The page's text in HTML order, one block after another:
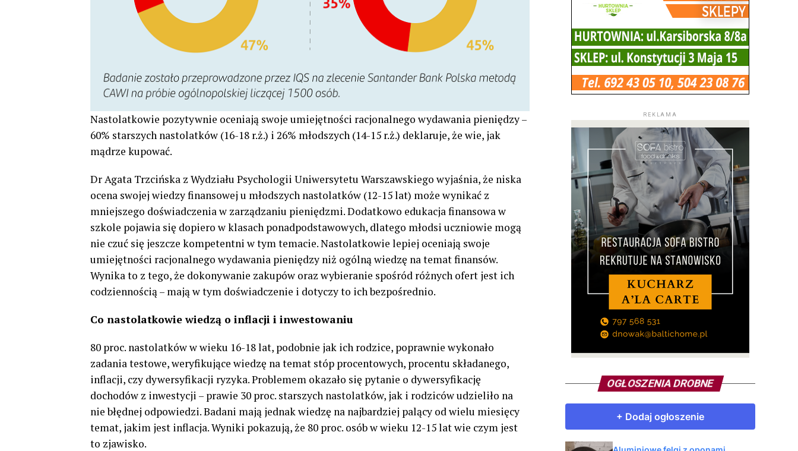
Nastolatkowie pozytywnie oceniają swoje umiejętności racjonalnego wydawania pieniędzy –
60% starszych nastolatków (16-18 r.ż.) i 26% młodszych (14-15 r.ż.) deklaruje, że wie, jak
mądrze kupować.
Dr Agata Trzcińska z Wydziału Psychologii Uniwersytetu Warszawskiego wyjaśnia, że niska
ocena swojej wiedzy finansowej u młodszych nastolatków (12-15 lat) może wynikać z
mniejszego doświadczenia w zarządzaniu pieniędzmi. Dodatkowo edukacja finansowa w
szkole pojawia się dopiero w klasach ponadpodstawowych, dlatego młodsi uczniowie mogą
nie czuć się jeszcze kompetentni w tym temacie. Nastolatkowie lepiej oceniają swoje
umiejętności racjonalnego wydawania pieniędzy niż ogólną wiedzę na temat finansów.
Wynika to z tego, że dokonywanie zakupów oraz wybieranie spośród różnych ofert jest ich
codziennością – mają w tym doświadczenie i dotyczy to ich bezpośrednio.
Co nastolatkowie wiedzą o inflacji i inwestowaniu
80 proc. nastolatków w wieku 16-18 lat, podobnie jak ich rodzice, poprawnie wykonało
zadania testowe, weryfikujące wiedzę na temat stóp procentowych, procentu składanego,
inflacji, czy dywersyfikacji ryzyka. Problemem okazało się pytanie o dywersyfikację
dochodów z inwestycji – prawie 30 proc. starszych nastolatków, jak i rodziców udzieliło na
nie błędnej odpowiedzi. Badani mają jednak wiedzę na najbardziej palący od wielu miesięcy
temat, jakim jest inflacja. Wyniki pokazują, że 80 proc. osób w wieku 12-15 lat wie czym jest
to zjawisko.
REKLAMA
OGŁOSZENIA DROBNE